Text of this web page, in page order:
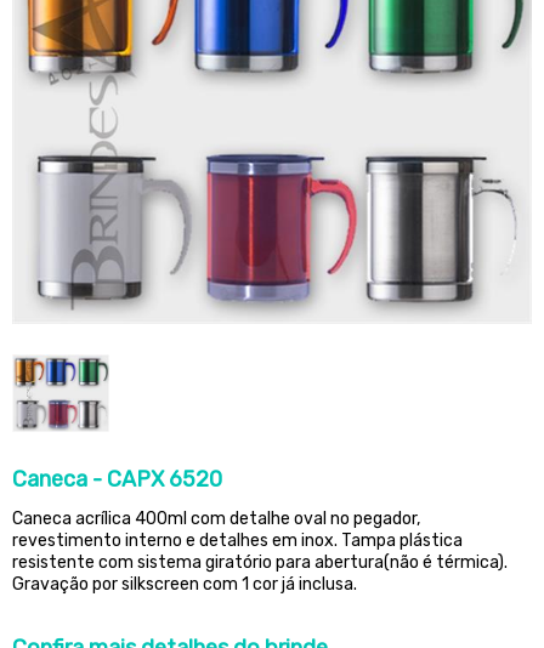
Caneca - CAPX 6520
Caneca acrílica 400ml com detalhe oval no pegador,
revestimento interno e detalhes em inox. Tampa plástica
resistente com sistema giratório para abertura(não é térmica).
Gravação por silkscreen com 1 cor já inclusa.